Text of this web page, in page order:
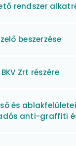
rendszer
beszerzése
Zrt részére
és
anti-graffiti